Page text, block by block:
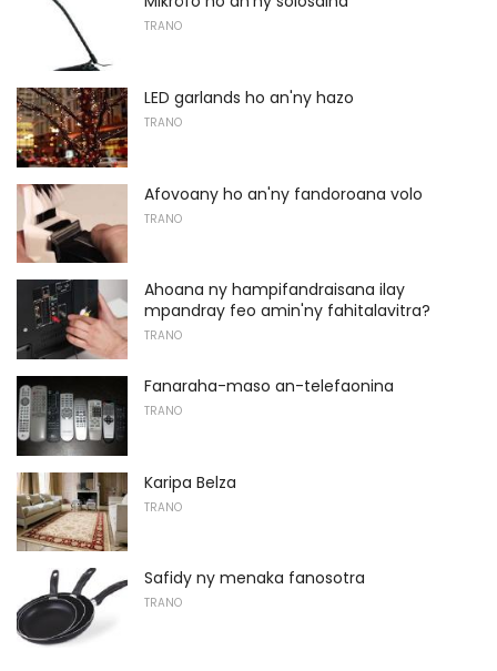
TRANO
LED garlands ho an'ny hazo
TRANO
Afovoany ho an'ny fandoroana volo
TRANO
Ahoana ny hampifandraisana ilay
mpandray feo amin'ny fahitalavitra?
TRANO
Fanaraha-maso an-telefaonina
TRANO
Karipa Belza
TRANO
Safidy ny menaka fanosotra
TRANO